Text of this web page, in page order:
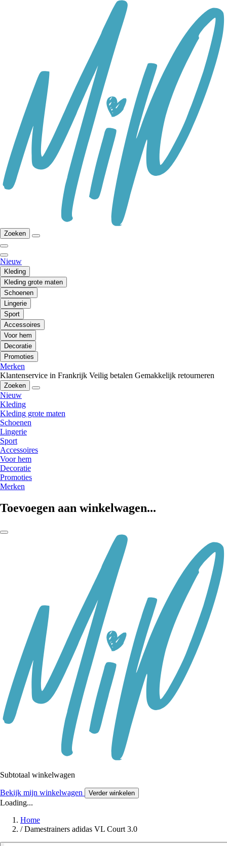
Zoeken
Nieuw
Kleding
Kleding grote maten
Schoenen
Lingerie
Sport
Accessoires
Voor hem
Decoratie
Promoties
Merken
Klantenservice in Frankrijk Veilig betalen Gemakkelijk retourneren
Zoeken
Nieuw
Kleding
Kleding grote maten
Schoenen
Lingerie
Sport
Accessoires
Voor hem
Decoratie
Promoties
Merken
Toevoegen aan winkelwagen...
Subtotaal winkelwagen
Bekijk mijn winkelwagen Verder winkelen
Loading...
Home
/ Damestrainers adidas VL Court 3.0